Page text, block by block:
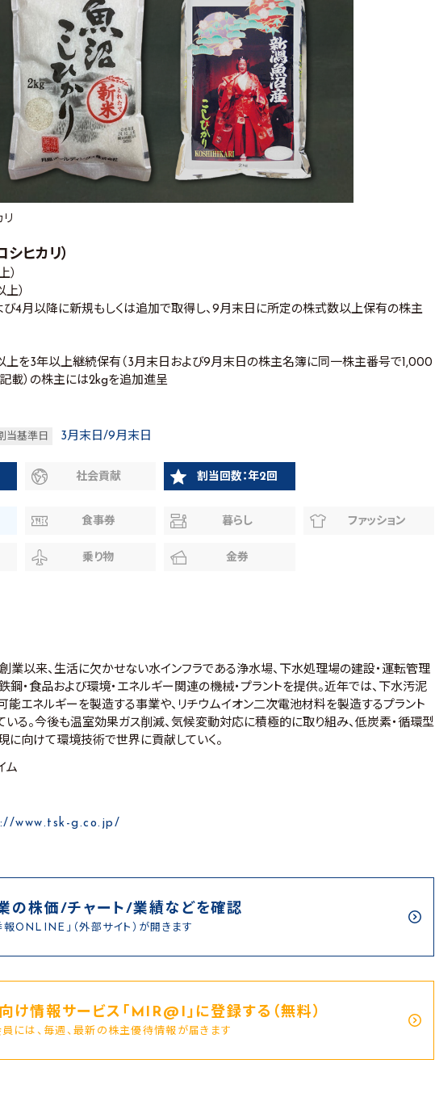
ヒカリ）
）
）
4月以降に新規もしくは追加で取得し、9月末日に所定の株式数以上保有の株主
を3年以上継続保有（3月末日および9月末日の株主名簿に同一株主番号で1,000
載）の株主には2kgを追加進呈
当基準日 3月末日/9月末日
社会貢献 割当回数：年2回
食事券 暮らし ファッション
乗り物 金券
業以来、生活に欠かせない水インフラである浄水場、下水処理場の建設・運転管理
鉄鋼・食品および環境・エネルギー関連の機械・プラントを提供。近年では、下水汚泥
能エネルギーを製造する事業や、リチウムイオン二次電池材料を製造するプラント
いる。今後も温室効果ガス削減、気候変動対応に積極的に取り組み、低炭素・循環型
に向けて環境技術で世界に貢献していく。
ム
www.tsk-g.co.jp/
の株価/チャート/業績などを確認
報ONLINE」（外部サイト）が開きます
け情報サービス｢MIR@I｣に登録する（無料）
には、毎週、最新の株主優待情報が届きます